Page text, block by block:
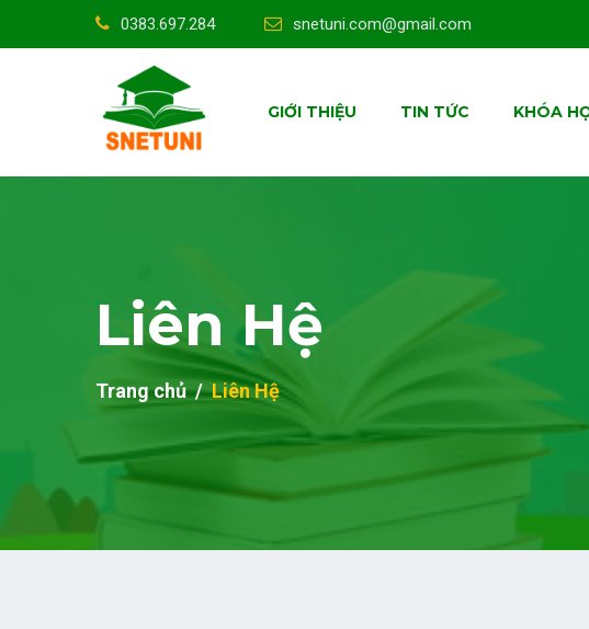
0383.697.284 snetuni.com@gmail.com
GIỚI THIỆU TIN TỨC KHÓA
Liên Hệ
Trang chủ Liên Hệ